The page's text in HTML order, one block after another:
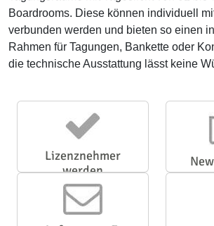
Boardrooms. Diese können individuell
verbunden werden und bieten so einen
Rahmen für Tagungen, Bankette oder
die technische Ausstattung lässt keine
Lizenznehmer
werden